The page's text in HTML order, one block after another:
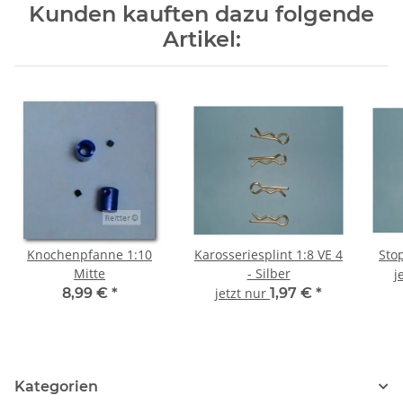
Kunden kauften dazu folgende
Artikel:
Knochenpfanne 1:10
Mitte
8,99 € *
Karosseriesplint 1:8 VE 4
- Silber
jetzt nur 1,97 € *
Kategorien